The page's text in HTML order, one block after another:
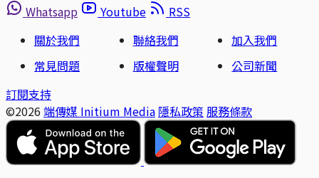
Whatsapp
Youtube
RSS
關於我們
聯絡我們
加入我們
常見問題
版權聲明
公司新聞
訂閱支持
©2026 端傳媒 Initium Media 隱私政策 服務條款